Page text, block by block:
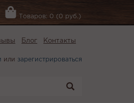
Товаров: 0 (0 руб.)
Блог Контакты
или зарегистрироваться